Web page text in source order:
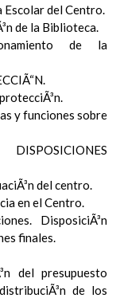
del Centro.
de la Biblioteca.
de la
y funciones sobre
del centro.
en el Centro.
DisposiciÃ³n
finales.
del presupuesto
de los